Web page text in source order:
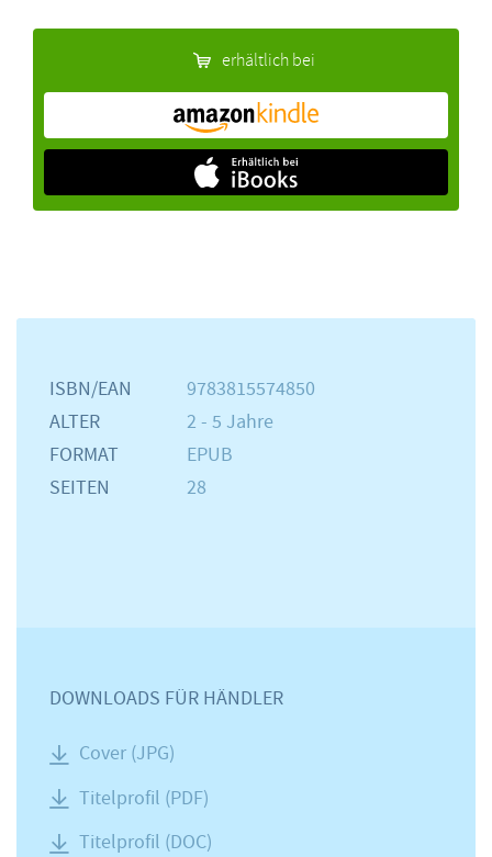
erhältlich bei
ISBN/EAN
9783815574850
ALTER
2 - 5 Jahre
FORMAT
EPUB
SEITEN
28
DOWNLOADS FÜR HÄNDLER
Cover (JPG)
Titelprofil (PDF)
Titelprofil (DOC)